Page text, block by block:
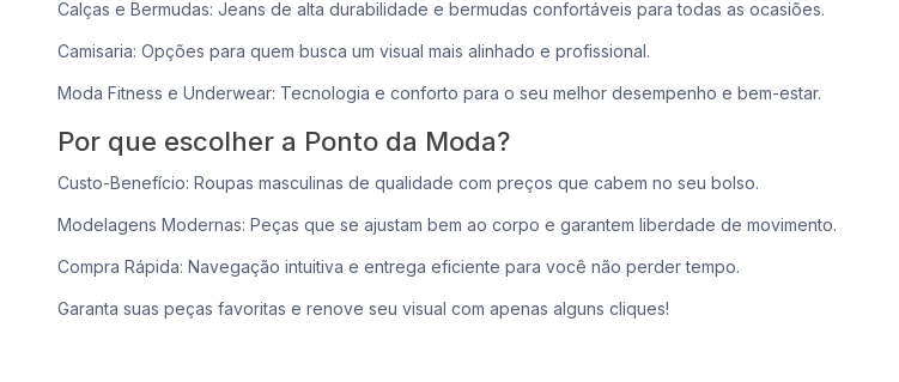
Calças e Bermudas: Jeans de alta durabilidade e bermudas confortáveis para todas as ocasiões.
Camisaria: Opções para quem busca um visual mais alinhado e profissional.
Moda Fitness e Underwear: Tecnologia e conforto para o seu melhor desempenho e bem-estar.
Por que escolher a Ponto da Moda?
Custo-Benefício: Roupas masculinas de qualidade com preços que cabem no seu bolso.
Modelagens Modernas: Peças que se ajustam bem ao corpo e garantem liberdade de movimento.
Compra Rápida: Navegação intuitiva e entrega eficiente para você não perder tempo.
Garanta suas peças favoritas e renove seu visual com apenas alguns cliques!